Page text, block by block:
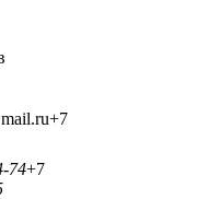
+7
74+7